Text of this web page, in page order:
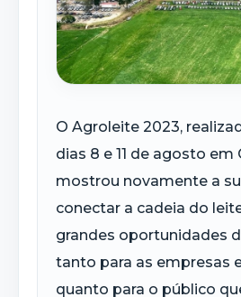
O Agroleite 2023,
dias 8 e 11 de agosto em
mostrou novamente a
conectar a cadeia do
grandes oportunidades
tanto para as empresas
quanto para o público